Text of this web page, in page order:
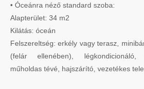
• Óceánra néző standard szoba:
Alapterület: 34 m2
Kilátás: óceán
Felszereltség: erkély vagy terasz,
(felár ellenében), légkondicionáló,
műholdas tévé, hajszárító, vezetékes